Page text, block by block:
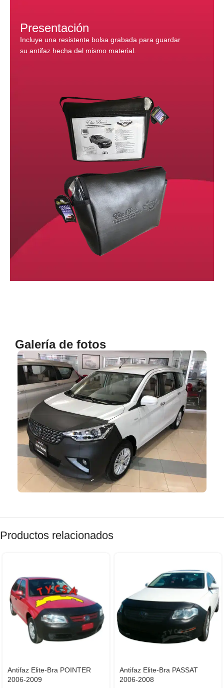
Presentación
Incluye una resistente bolsa grabada para guardar
su antifaz hecha del mismo material.
Galería de fotos
Productos relacionados
Antifaz Elite-Bra POINTER
2006-2009
Antifaz Elite-Bra PASSAT
2006-2008